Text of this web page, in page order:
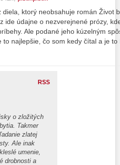
diela, ktorý neobsahuje román Život
ide údajne o nezverejnené prózy,
Ale podané jeho kúzelným
to najlepšie, čo som kedy čítal a je
RSS
o zložitých
Takmer
zlatej
Ale inak
umenie,
drobnosti a